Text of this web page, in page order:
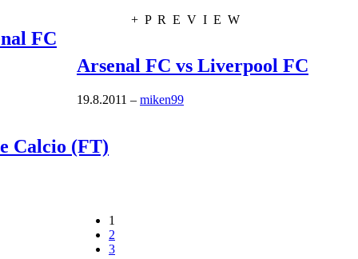
+ P R E V I E W
FC
Arsenal FC vs Liverpool FC
19.8.2011 – miken99
Calcio (FT)
1
2
3